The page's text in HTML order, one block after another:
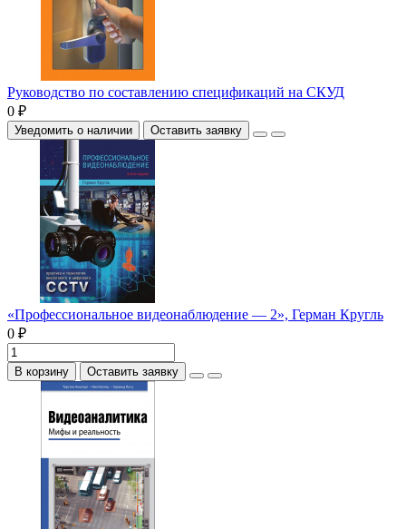
Руководство по составлению спецификаций на СКУД
0 ₽
Уведомить о наличии Оставить заявку
«Профессиональное видеонаблюдение — 2», Герман Кругль
0 ₽
В корзину Оставить заявку